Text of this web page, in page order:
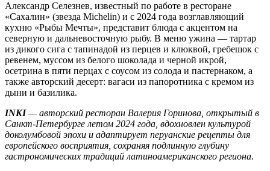
Александр Селезнев, известный по работе в ресторане
«Сахалин» (звезда Michelin) и с 2024 года возглавляющий
кухню «Рыбы Мечты», представит блюда с акцентом на
северную и дальневосточную рыбу. В меню ужина — тартар
из дикого сига с тапинадой из перцев и клюквой, гребешок с
ревенем, муссом из белого шоколада и черной икрой,
осетрина в пяти перцах с соусом из солода и пастернаком, а
также авторский десерт: вагаси из папоротника с кремом из
дыни и базилика.
INKI— авторский ресторан Валерия Горинова, открытый в
Санкт-Петербурге летом 2024 года, вдохновлен культурой
доколумбовой эпохи и адаптирует перуанские рецепты для
европейского восприятия, сохраняя подлинную глубину
гастрономических традиций латиноамериканского региона.